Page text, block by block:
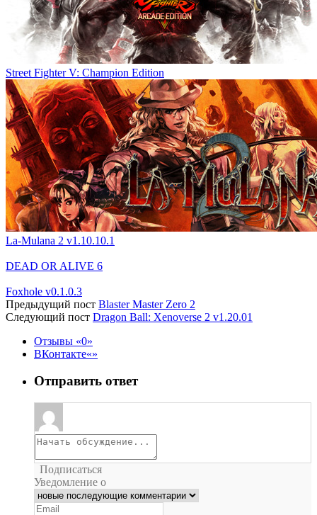
Street Fighter V: Champion Edition
La-Mulana 2 v1.10.10.1
DEAD OR ALIVE 6
Foxhole v0.1.0.3
Предыдущий пост Blaster Master Zero 2
Следующий пост Dragon Ball: Xenoverse 2 v1.20.01
Отзывы
0
ВКонтакте
Отправить ответ
Подписаться
Уведомление о